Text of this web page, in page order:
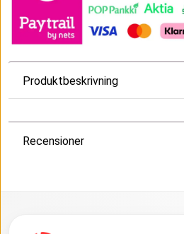
Produktbeskrivning
Recensioner